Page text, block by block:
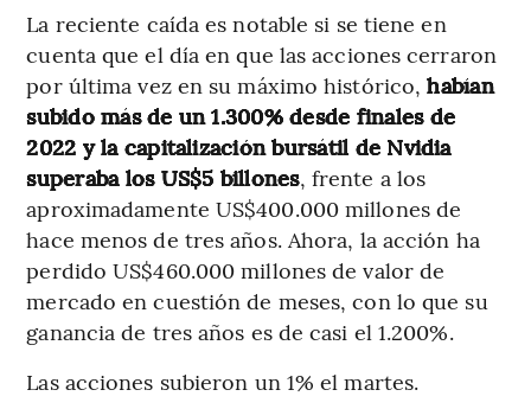
La reciente caída es notable si se tiene en
cuenta que el día en que las acciones cerraron
por última vez en su máximo histórico, habían
subido más de un 1.300% desde finales de
2022 y la capitalización bursátil de Nvidia
superaba los US$5 billones, frente a los
aproximadamente US$400.000 millones de
hace menos de tres años. Ahora, la acción ha
perdido US$460.000 millones de valor de
mercado en cuestión de meses, con lo que su
ganancia de tres años es de casi el 1.200%.
Las acciones subieron un 1% el martes.